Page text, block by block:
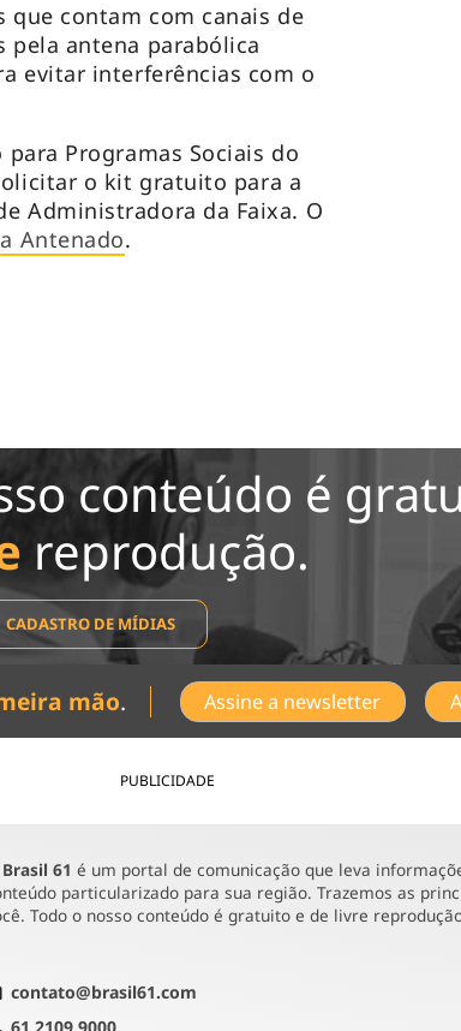
que contam com canais de
pela antena parabólica
evitar interferências com o
Programas Sociais do
o kit gratuito para a
Administradora da Faixa. O
Antenado.
conteúdo é
reprodução.
CADASTRO DE MÍDIAS
mão. Assine a newsletter
PUBLICIDADE
Brasil 61 é um portal de comunicação que leva
particularizado para sua região. Trazemos as
Todo o nosso conteúdo é gratuito e de livre
contato@brasil61.com